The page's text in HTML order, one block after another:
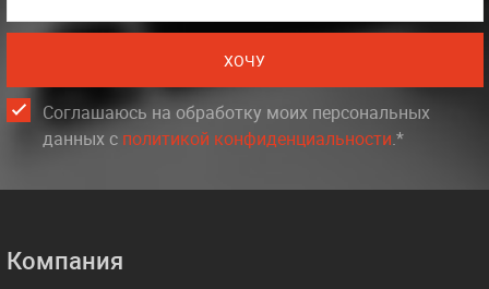
ХОЧУ
Соглашаюсь на обработку моих персональных
данных c политикой конфиденциальности.*
Компания